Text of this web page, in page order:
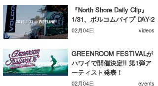
ニュース
サーフィンエリアガイド
会員メニュー
『North Shore Daily Clip』
1/31、ボルコムパイプ DAY-2
02月04日 videos
GREENROOM FESTIVALが
ハワイで開催決定!! 第1弾ア
ーティスト発表！
02月04日 events
トラベル
ショップ情報
ショップ情報
湘南
ウラナミ
お知らせ